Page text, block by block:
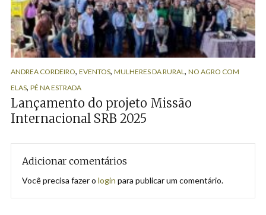
ANDREA CORDEIRO, EVENTOS, MULHERES DA RURAL , NO AGRO COM
ELAS, PÉ NA ESTRADA
Lançamento do projeto Missão
Internacional SRB 2025
Adicionar comentários
Você precisa fazer o login para publicar um comentário.